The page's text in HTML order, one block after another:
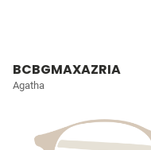
BCBGMAXAZRIA
Agatha